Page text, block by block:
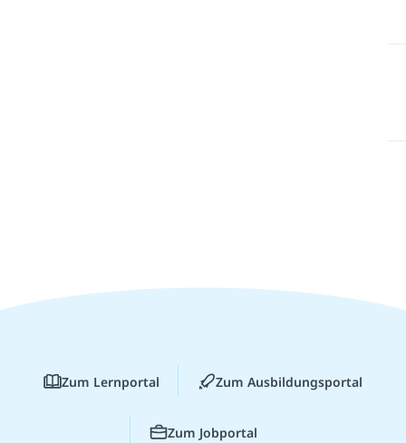
Zum Lernportal Zum Ausbildungsportal
Zum Jobportal